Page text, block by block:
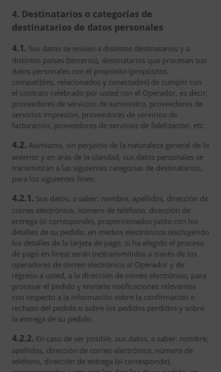
4. Destinatarios o categorías de
destinatarios de datos personales
4.1. Sus datos se envían a distintos destinatarios y a
distintos países (terceros), destinatarios que procesan sus
datos personales con el propósito (propósitos
compatibles, relacionados y conectados) de cumplir con
el contrato celebrado por usted con el Operador, es decir:
proveedores de servicios de suministro, proveedores de
servicios impresión, proveedores de servicios de
facturación, proveedores de servicios de fidelización, etc.
4.2. Asimismo, sin perjuicio de la naturaleza general de lo
anterior y en aras de la claridad, sus datos personales se
transmitirán a las siguientes categorías de destinatarios,
para los siguientes fines:
4.2.1. Sus datos, a saber: nombre, apellidos, dirección de
correo electrónico, número de teléfono, dirección de
entrega (si corresponde), proporcionados junto con los
detalles de su pedido, en medios electrónicos (excluyendo
los detalles de la tarjeta de pago, si ha elegido el proceso
de pago en línea) serán (re)transmitidos a través de los
operadores de correo electrónico al Operador y de
regreso a usted, a la dirección de correo electrónico, para
procesar el pedido y enviarle notificaciones relevantes
con respecto a la información sobre la confirmación o
rechazo del pedido o sobre los pedidos perdidos y sobre
la entrega de su pedido.
4.2.2. En caso de ser posible, sus datos, a saber: nombre,
apellidos, dirección de correo electrónico, número de
teléfono, dirección de entrega (si corresponde),